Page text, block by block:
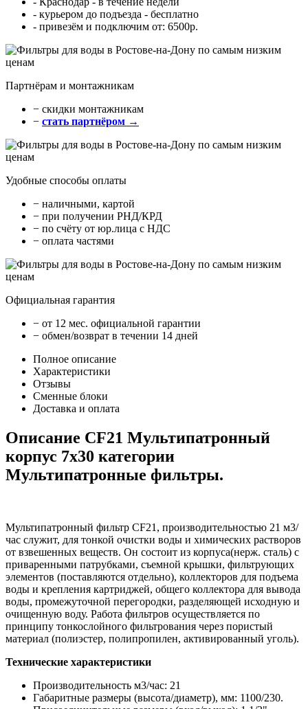
- курьером до подъезда - бесплатно
- привезём и подключим от: 6500р.
Партнёрам и монтажникам
− cкидки монтажникам
− стать партнёром →
Удобные способы оплаты
− наличными, картой
− при получении РНД/КРД
− по счёту от юр.лица с НДС
− оплата частями
Официальная гарантия
− от 12 мес. официальной гарантии
− обмен/возврат в течении 14 дней
Полное описание
Характеристики
Отзывы
Сменные блоки
Доставка и оплата
Описание CF21 Мультипатронный
корпус 7х30 категории
Мультипатронные фильтры.
Мультипатронный фильтр CF21, производительностью 21 м3/
час служит, для тонкой очистки воды и химических растворов
от взвешенных веществ. Он состоит из корпуса(нерж. сталь) с
приваренными патрубками, съемной крышки, фильтрующих
элементов (поставляются отдельно), коллекторов для подъема
воды и крепления картриджей, общего коллектора для вывода
воды, промежуточной перегородки, разделяющей исходную и
очищенную воду. Работа фильтров осуществляется по
принципу тонкослойного фильтрования через пористый
материал (полиэстер, полипропилен, активированный уголь).
Технические характеристики
Производительность м3/час: 21
Габаритные размеры (высота/диаметр), мм: 1100/230.